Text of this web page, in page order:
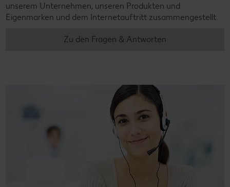
unserem Unternehmen, unseren Produkten und
Eigenmarken und dem Internetauftritt zusammengestellt.
Zu den Fragen & Antworten